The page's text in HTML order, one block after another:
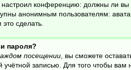
настроил конференцию: должны ли
анонимным пользователям:
сделать.
пароля?
посещении , вы сможете
учётной записью. Для того чтобы